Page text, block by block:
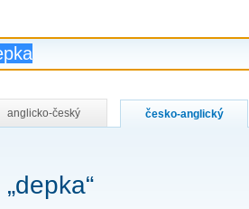
anglicko-český česko-anglický